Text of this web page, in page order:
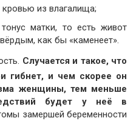
из влагалища;
матки, то есть живот
как бы «каменеет».
Случается и такое, что
гибнет, и чем скорее он
женщины, тем меньше
будет у неё в
замершей беременности